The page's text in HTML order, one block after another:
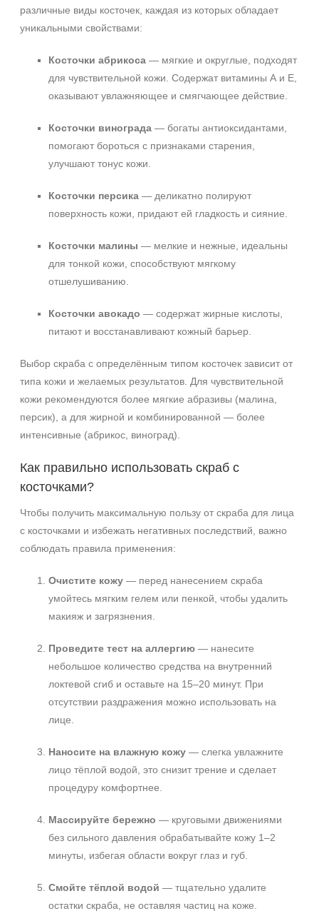
различные виды косточек, каждая из которых обладает
уникальными свойствами:
Косточки абрикоса — мягкие и округлые, подходят
для чувствительной кожи. Содержат витамины А и Е,
оказывают увлажняющее и смягчающее действие.
Косточки винограда — богаты антиоксидантами,
помогают бороться с признаками старения,
улучшают тонус кожи.
Косточки персика — деликатно полируют
поверхность кожи, придают ей гладкость и сияние.
Косточки малины — мелкие и нежные, идеальны
для тонкой кожи, способствуют мягкому
отшелушиванию.
Косточки авокадо — содержат жирные кислоты,
питают и восстанавливают кожный барьер.
Выбор скраба с определённым типом косточек зависит от
типа кожи и желаемых результатов. Для чувствительной
кожи рекомендуются более мягкие абразивы (малина,
персик), а для жирной и комбинированной — более
интенсивные (абрикос, виноград).
Как правильно использовать скраб с
косточками?
Чтобы получить максимальную пользу от скраба для лица
с косточками и избежать негативных последствий, важно
соблюдать правила применения:
Очистите кожу — перед нанесением скраба
умойтесь мягким гелем или пенкой, чтобы удалить
макияж и загрязнения.
Проведите тест на аллергию — нанесите
небольшое количество средства на внутренний
локтевой сгиб и оставьте на 15–20 минут. При
отсутствии раздражения можно использовать на
лице.
Наносите на влажную кожу — слегка увлажните
лицо тёплой водой, это снизит трение и сделает
процедуру комфортнее.
Массируйте бережно — круговыми движениями
без сильного давления обрабатывайте кожу 1–2
минуты, избегая области вокруг глаз и губ.
Смойте тёплой водой — тщательно удалите
остатки скраба, не оставляя частиц на коже.
+7 (495) 640-58-89
+7 (929) 933-09-89